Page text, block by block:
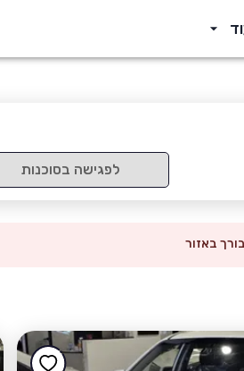
לפגישה בסוכנות